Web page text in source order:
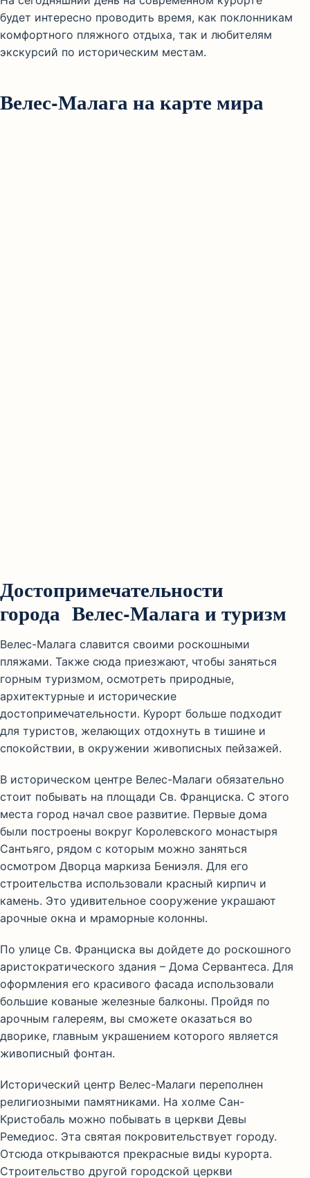
будет интересно проводить время, как поклонникам
комфортного пляжного отдыха, так и любителям
экскурсий по историческим местам.
Велес-Малага на карте мира
Достопримечательности
города Велес-Малага и туризм
Велес-Малага славится своими роскошными
пляжами. Также сюда приезжают, чтобы заняться
горным туризмом, осмотреть природные,
архитектурные и исторические
достопримечательности. Курорт больше подходит
для туристов, желающих отдохнуть в тишине и
спокойствии, в окружении живописных пейзажей.
В историческом центре Велес-Малаги обязательно
стоит побывать на площади Св. Франциска. С этого
места город начал свое развитие. Первые дома
были построены вокруг Королевского монастыря
Сантьяго, рядом с которым можно заняться
осмотром Дворца маркиза Бениэля. Для его
строительства использовали красный кирпич и
камень. Это удивительное сооружение украшают
арочные окна и мраморные колонны.
По улице Св. Франциска вы дойдете до роскошного
аристократического здания – Дома Сервантеса. Для
оформления его красивого фасада использовали
большие кованые железные балконы. Пройдя по
арочным галереям, вы сможете оказаться во
дворике, главным украшением которого является
живописный фонтан.
Исторический центр Велес-Малаги переполнен
религиозными памятниками. На холме Сан-
Кристобаль можно побывать в церкви Девы
Ремедиос. Эта святая покровительствует городу.
Отсюда открываются прекрасные виды курорта.
Строительство другой городской церкви